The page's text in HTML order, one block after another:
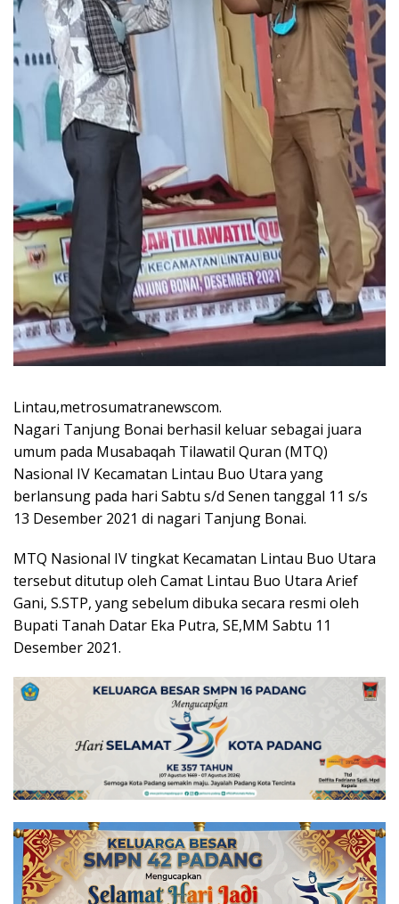
Lintau,metrosumatranewscom.
Nagari Tanjung Bonai berhasil keluar sebagai juara
umum pada Musabaqah Tilawatil Quran (MTQ)
Nasional IV Kecamatan Lintau Buo Utara yang
berlansung pada hari Sabtu s/d Senen tanggal 11 s/s
13 Desember 2021 di nagari Tanjung Bonai.
MTQ Nasional IV tingkat Kecamatan Lintau Buo Utara
tersebut ditutup oleh Camat Lintau Buo Utara Arief
Gani, S.STP, yang sebelum dibuka secara resmi oleh
Bupati Tanah Datar Eka Putra, SE,MM Sabtu 11
Desember 2021.